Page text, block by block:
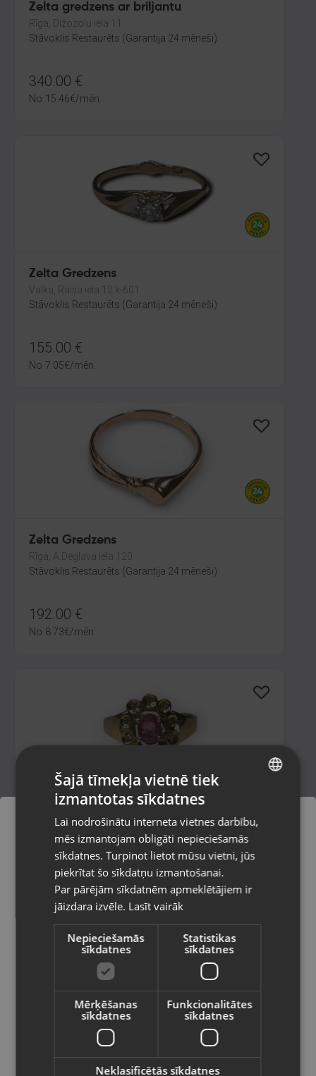
Zelta gredzens ar briljantu
Rīga, Dižozolu iela 11
Stāvoklis Restaurēts (Garantija 24 mēneši)
340.00 €
No 15.46€/mēn.
Zelta Gredzens
Valka, Raiņa iela 12 k-601
Stāvoklis Restaurēts (Garantija 24 mēneši)
155.00 €
No 7.05€/mēn.
Zelta Gredzens
Rīga, A.Deglava iela 120
Stāvoklis Restaurēts (Garantija 24 mēneši)
192.00 €
No 8.73€/mēn.
Zelta gredzens ar akmeņiem
Rīga, Dzirnavu iela 119 - 58
Stāvoklis Restaurēts (Garantija 24 mēneši)
690.00€
€ /mēn.
Zelta gredzens
Pasūtījumi tiks piegādāti uz
izvēlēto valsti
Vietnes saturs būs attēlots izvēlētajā
valodā
Valsts
Latviešu / Latvian
RUSSIAN
Šajā tīmekļa vietnē tiek
izmantotas sīkdatnes
Lai nodrošinātu interneta vietnes darbību,
mēs izmantojam obligāti nepieciešamās
sīkdatnes. Turpinot lietot mūsu vietni, jūs
piekrītat šo sīkdatņu izmantošanai.
Par pārējām sīkdatnēm apmeklētājiem ir
jāizdara izvēle. Lasīt vairāk
Nepieciešamās
sīkdatnes
Statistikas
sīkdatnes
Mērķēšanas
sīkdatnes
Funkcionalitātes
sīkdatnes
Neklasificētās sīkdatnes